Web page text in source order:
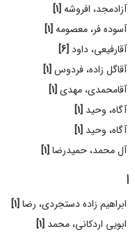
آزادمجد، افروشه [1]
آسوده فر، معصومه [1]
آقارفیعی، داود [6]
آقاگل زاده، فردوس [1]
آقامحمدی، مهدی [1]
آگاه، وحید [1]
آگاه، وحید [1]
آل محمد، حمیدرضا [1]
ا
ابراهیم زاده دستجردی، رضا [1]
ابویی اردکانی، محمد [1]